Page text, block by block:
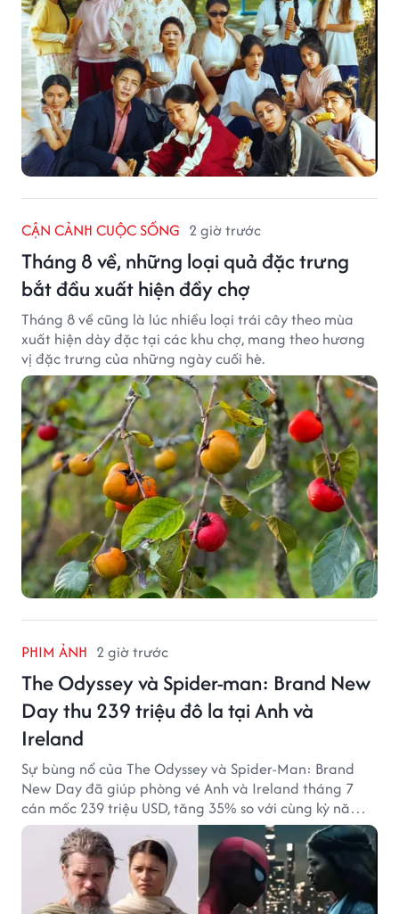
CẬN CẢNH CUỘC SỐNG 2 giờ trước
Tháng 8 về, những loại quả đặc trưng
bắt đầu xuất hiện đầy chợ
Tháng 8 về cũng là lúc nhiều loại trái cây theo mùa
xuất hiện dày đặc tại các khu chợ, mang theo hương
vị đặc trưng của những ngày cuối hè.
PHIM ẢNH 2 giờ trước
The Odyssey và Spider-man: Brand New
Day thu 239 triệu đô la tại Anh và
Ireland
Sự bùng nổ của The Odyssey và Spider-Man: Brand
New Day đã giúp phòng vé Anh và Ireland tháng 7
cán mốc 239 triệu USD, tăng 35% so với cùng kỳ năm
ngoái.